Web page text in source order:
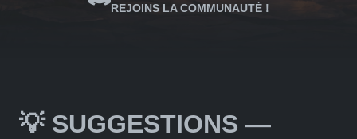
REJOINS LA COMMUNAUTÉ !
💡 SUGGESTIONS —